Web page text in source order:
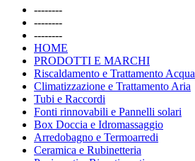
--------
--------
--------
HOME
PRODOTTI E MARCHI
Riscaldamento e Trattamento Acqua
Climatizzazione e Trattamento Aria
Tubi e Raccordi
Fonti rinnovabili e Pannelli solari
Box Doccia e Idromassaggio
Arredobagno e Termoarredi
Ceramica e Rubinetteria